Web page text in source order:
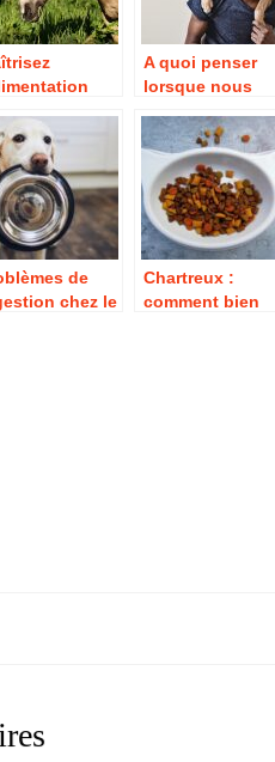
A quoi penser
lorsque nous
la maison ?
de
chez le
Chartreux :
comment bien